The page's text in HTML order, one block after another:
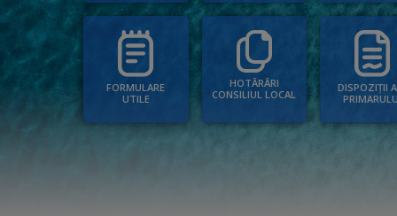
FORMULARE
UTILE
HOTĂRÂRI
CONSILIUL LOCAL
DISPOZIȚII